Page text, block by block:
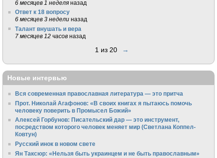
6 месяцев 1 неделя назад
Ответ к 18 вопросу
6 месяцев 3 недели назад
Талант внушать и вера
7 месяцев 12 часов назад
1 из 20 →
Новые интервью
Вся современная православная литература — это притча
Прот. Николай Агафонов: «В своих книгах я пытаюсь помочь
человеку поверить в Промысел Божий»
Алексей Горбунов: Писательский дар — это инструмент,
посредством которого человек меняет мир (Светлана Коппел-
Ковтун)
Русский инок в новом свете
Ян Таксюр: «Нельзя быть украинцем и не быть православным»